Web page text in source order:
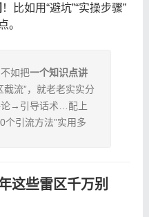
！比如用“避坑”“实操步骤”
。
如把一个知识点讲
流”，就老老实实分
→引导话术…配上
个引流方法”实用多
这些雷区千万别